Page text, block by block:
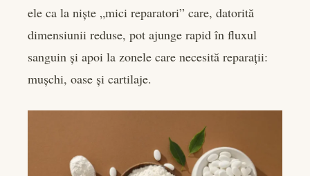
ele ca la niște „mici reparatori” care, datorită
dimensiunii reduse, pot ajunge rapid în fluxul
sanguin și apoi la zonele care necesită reparații:
mușchi, oase și cartilaje.